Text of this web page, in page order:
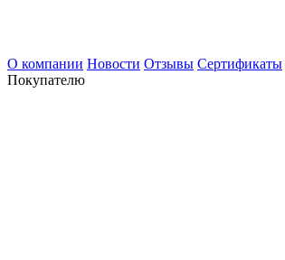
О компании Новости Отзывы Сертификаты
Покупателю